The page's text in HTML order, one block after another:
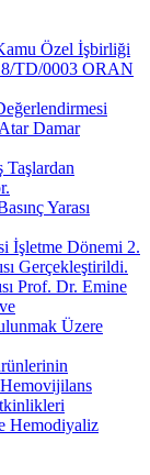
Özel İşbirliği
TD/0003 ORAN
Damar
Taşlardan
Yarası
İşletme Dönemi 2.
Gerçekleştirildi.
Prof. Dr. Emine
Üzere
Hemodiyaliz